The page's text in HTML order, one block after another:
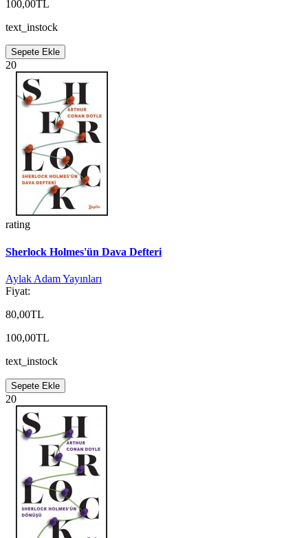
100,00TL
text_instock
Sepete Ekle
20
rating
Sherlock Holmes'ün Dava Defteri
Aylak Adam Yayınları
Fiyat:
80,00TL
100,00TL
text_instock
Sepete Ekle
20